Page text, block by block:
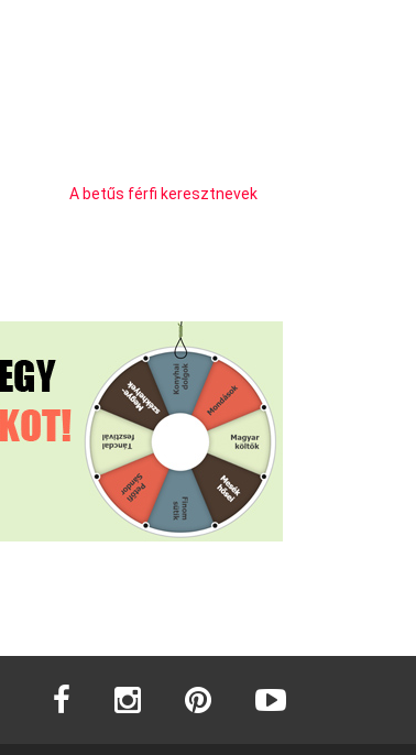
A betűs férfi keresztnevek
facebook instagram